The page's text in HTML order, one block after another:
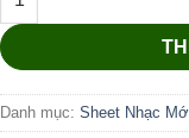
Danh mục: Sheet Nhạc